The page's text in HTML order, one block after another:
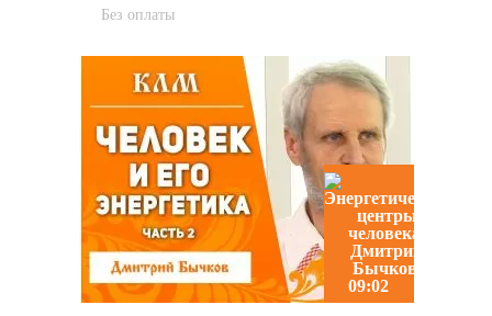
Без оплаты
09:02